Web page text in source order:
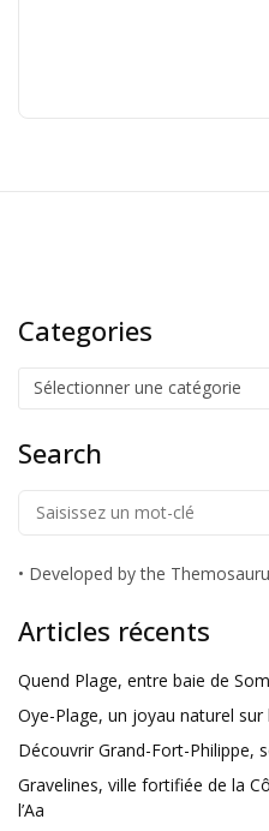
Categories
Search
• Developed by the
Articles récents
Quend Plage, entre baie de
Oye-Plage, un joyau naturel sur
Découvrir Grand-Fort-Philippe,
Gravelines, ville fortifiée de la
l’Aa